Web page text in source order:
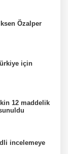
Özalper
için
12 maddelik
incelemeye